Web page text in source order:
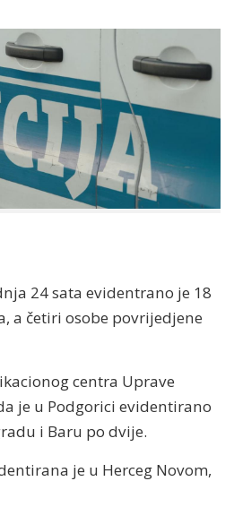
24 sata evidentrano je 18
a četiri osobe povrijedjene
centra Uprave
je u Podgorici evidentirano
i Baru po dvije.
je u Herceg Novom,